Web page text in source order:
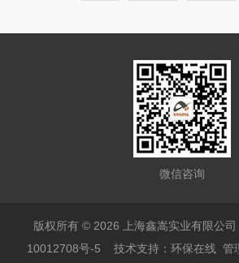
微信咨询
版权所有 © 2026 上海鑫嵩实业有限公
10012708号-5 技术支持：环保在线 管